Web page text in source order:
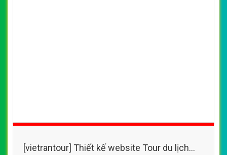
[vietrantour] Thiết kế website Tour du lịch